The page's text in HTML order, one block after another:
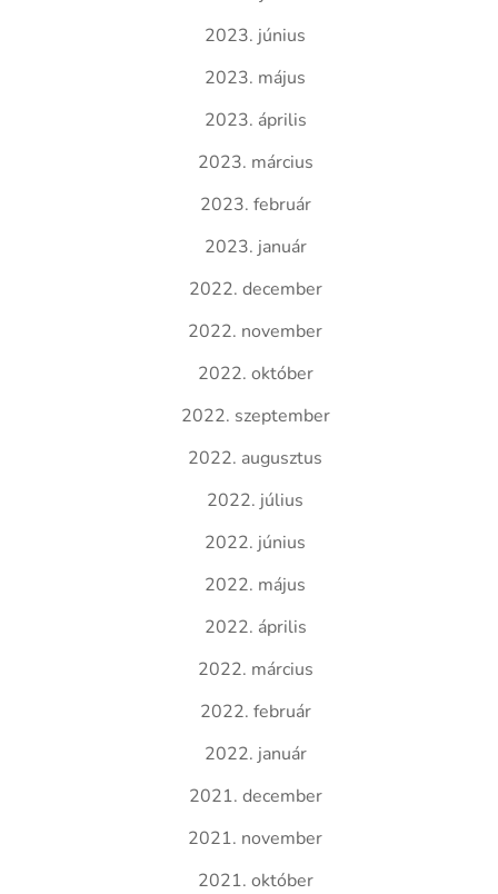
2023. június
2023. május
2023. április
2023. március
2023. február
2023. január
2022. december
2022. november
2022. október
2022. szeptember
2022. augusztus
2022. július
2022. június
2022. május
2022. április
2022. március
2022. február
2022. január
2021. december
2021. november
2021. október